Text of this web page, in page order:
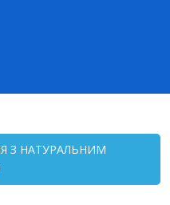
З НАТУРАЛЬНИМ